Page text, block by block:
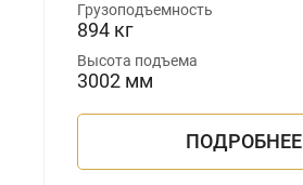
Грузоподъемность
894 кг
Высота подъема
3002 мм
ПОДРОБНЕЕ